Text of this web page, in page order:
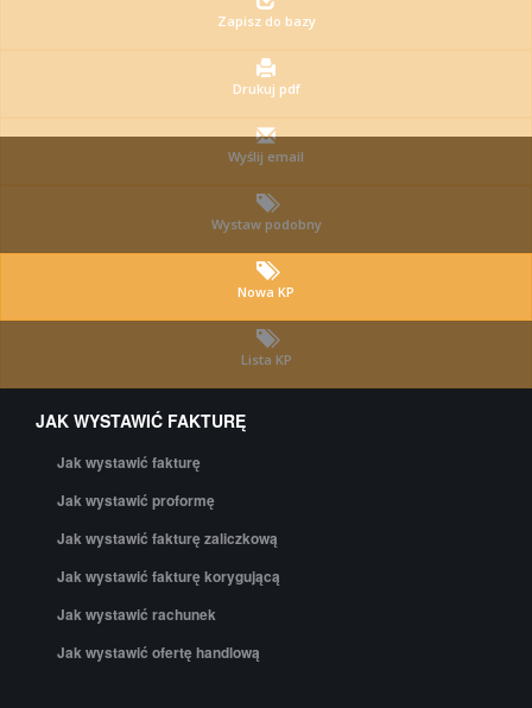
Zapisz do bazy
Drukuj pdf
Wyślij email
Wystaw podobny
Nowa KP
Lista KP
JAK WYSTAWIĆ FAKTURĘ
Jak wystawić fakturę
Jak wystawić proformę
Jak wystawić fakturę zaliczkową
Jak wystawić fakturę korygującą
Jak wystawić rachunek
Jak wystawić ofertę handlową